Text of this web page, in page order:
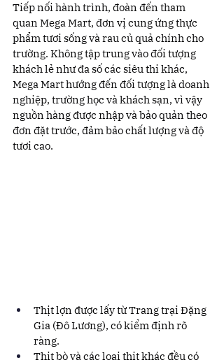
Tiếp nối hành trình, đoàn đến tham
quan Mega Mart, đơn vị cung ứng thực
phẩm tươi sống và rau củ quả chính cho
trường. Không tập trung vào đối tượng
khách lẻ như đa số các siêu thi khác,
Mega Mart hướng đến đối tượng là doanh
nghiệp, trường học và khách sạn, vì vậy
nguồn hàng được nhập và bảo quản theo
đơn đặt trước, đảm bảo chất lượng và độ
tươi cao.
Thịt lợn được lấy từ Trang trại Đặng
Gia (Đô Lương), có kiểm định rõ
ràng.
Thịt bò và các loại thịt khác đều có